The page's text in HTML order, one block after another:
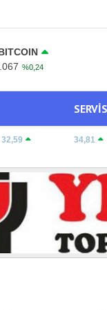
%0,24
32,59 34,81